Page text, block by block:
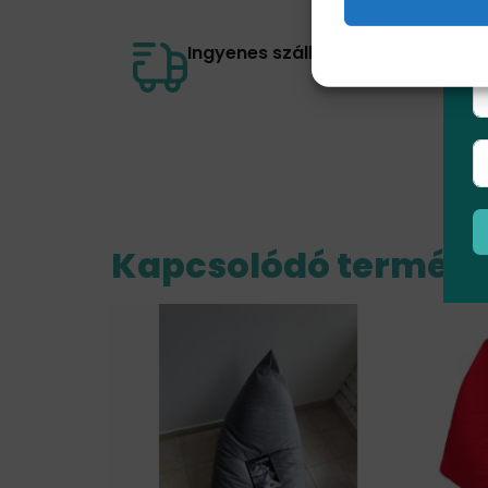
Ingyenes szállítás 30.000 Ft felett
Kapcsolódó